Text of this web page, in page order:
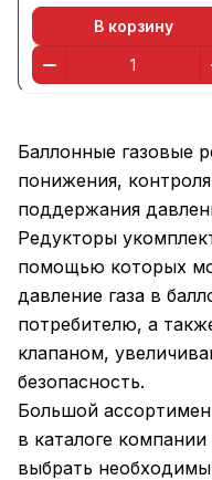
В корзину
Баллонные газовые
понижения,
поддержания
Редукторы
помощью которых
давление газа в
потребителю, а
клапаном,
безопасность.
Большой
в каталоге
выбрать